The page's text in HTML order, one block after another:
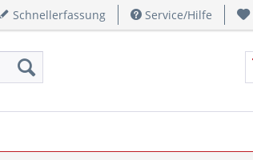
Schnellerfassung Service/Hilfe